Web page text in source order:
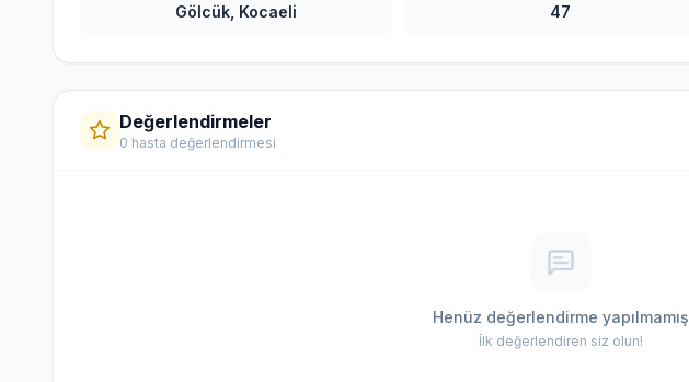
Gölcük, Kocaeli 47
Değerlendirmeler
0 hasta değerlendirmesi
Henüz değerlendirme yapılmamış
İlk değerlendiren siz olun!